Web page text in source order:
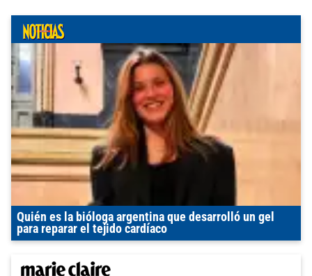
Quién es la bióloga argentina que desarrolló un gel
para reparar el tejido cardíaco